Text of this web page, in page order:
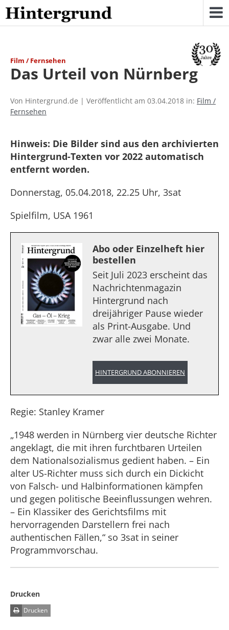
Skip
to
content
Film / Fernsehen
Das Urteil von Nürnberg
Von Hintergrund.de | Veröffentlicht am 03.04.2018 in: Film /
Fernsehen
Hinweis: Die Bilder sind aus den archivierten
Hintergrund-Texten vor 2022 automatisch
entfernt worden.
Donnerstag, 05.04.2018, 22.25 Uhr, 3sat
Spielfilm, USA 1961
Abo oder Einzelheft hier
bestellen
Seit Juli 2023 erscheint das
Nachrichtenmagazin
Hintergrund nach
dreijähriger Pause wieder
als Print-Ausgabe. Und
zwar alle zwei Monate.
HINTERGRUND ABONNIEREN
Regie: Stanley Kramer
„1948 werden in Nürnberg vier deutsche Richter
angeklagt, die mit ihren furchtbaren Urteilen
dem Nationalsozialismus gedient haben. – Ein
alter US-Richter muss sich durch ein Dickicht
von Falsch- und Halbinformationen kämpfen
und gegen politische Beeinflussungen wehren.
– Ein Klassiker des Gerichtsfilms mit
hervorragenden Darstellern frei nach
authentischen Fällen,“ so 3sat in seiner
Programmvorschau.
Drucken
Drucken